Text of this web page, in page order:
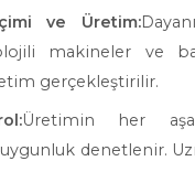
ve Üretim:
makineler ve
gerçekleştirilir.
Üretimin her
uygunluk denetlenir.